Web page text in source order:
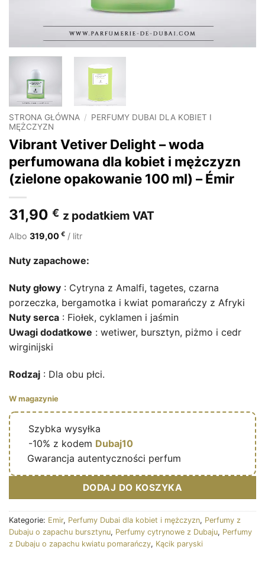
STRONA GŁÓWNA / PERFUMY DUBAI DLA KOBIET I
MĘŻCZYZN
Vibrant Vetiver Delight – woda
perfumowana dla kobiet i mężczyzn
(zielone opakowanie 100 ml) – Émir
31,90 € z podatkiem VAT
Albo 319,00 € / litr
Nuty zapachowe:
Nuty głowy : Cytryna z Amalfi, tagetes, czarna
porzeczka, bergamotka i kwiat pomarańczy z Afryki
Nuty serca : Fiołek, cyklamen i jaśmin
Uwagi dodatkowe : wetiwer, bursztyn, piżmo i cedr
wirginijski
Rodzaj : Dla obu płci.
W magazynie
Szybka wysyłka
-10% z kodem Dubaj10
Gwarancja autentyczności perfum
DODAJ DO KOSZYKA
Kategorie: Emir, Perfumy Dubai dla kobiet i mężczyzn, Perfumy z
Dubaju o zapachu bursztynu, Perfumy cytrynowe z Dubaju, Perfumy
z Dubaju o zapachu kwiatu pomarańczy, Kącik paryski